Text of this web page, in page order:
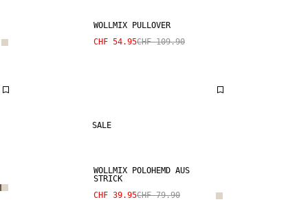
WOLLMIX PULLOVER
CHF 54.95CHF 109.90
SALE
WOLLMIX POLOHEMD AUS
STRICK
CHF 39.95CHF 79.90